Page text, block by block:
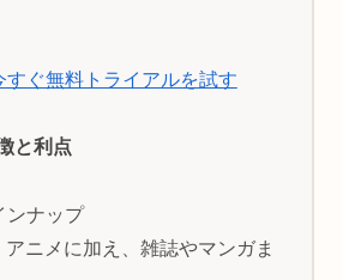
ぐ無料トライアルを試す
と利点
ンナップ
ニメに加え、雑誌やマンガま